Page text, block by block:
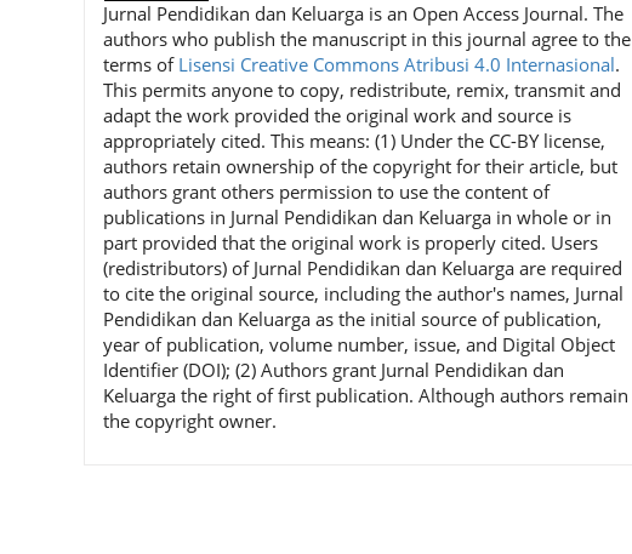
Jurnal Pendidikan dan Keluarga is an Open Access Journal. The
authors who publish the manuscript in this journal agree to the
terms of Lisensi Creative Commons Atribusi 4.0 Internasional.
This permits anyone to copy, redistribute, remix, transmit and
adapt the work provided the original work and source is
appropriately cited. This means: (1) Under the CC-BY license,
authors retain ownership of the copyright for their article, but
authors grant others permission to use the content of
publications in Jurnal Pendidikan dan Keluarga in whole or in
part provided that the original work is properly cited. Users
(redistributors) of Jurnal Pendidikan dan Keluarga are required
to cite the original source, including the author's names, Jurnal
Pendidikan dan Keluarga as the initial source of publication,
year of publication, volume number, issue, and Digital Object
Identifier (DOI); (2) Authors grant Jurnal Pendidikan dan
Keluarga the right of first publication. Although authors remain
the copyright owner.